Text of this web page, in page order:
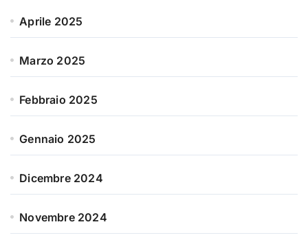
Aprile 2025
Marzo 2025
Febbraio 2025
Gennaio 2025
Dicembre 2024
Novembre 2024